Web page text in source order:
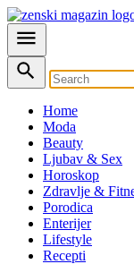
Home
Moda
Beauty
Ljubav & Sex
Horoskop
Zdravlje &
Porodica
Enterijer
Lifestyle
Recepti